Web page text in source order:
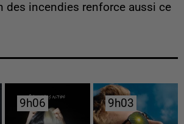
des incendies renforce aussi ce
9h06
9h06 9h03
9h03